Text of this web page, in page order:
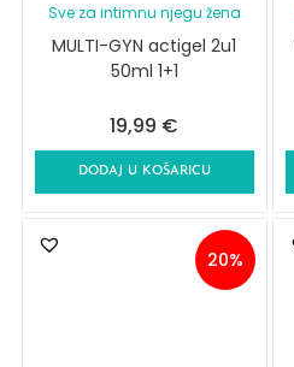
Sve za intimnu njegu žena
MULTI-GYN actigel 2u1
50ml 1+1
19,99 €
DODAJ U KOŠARICU
20%